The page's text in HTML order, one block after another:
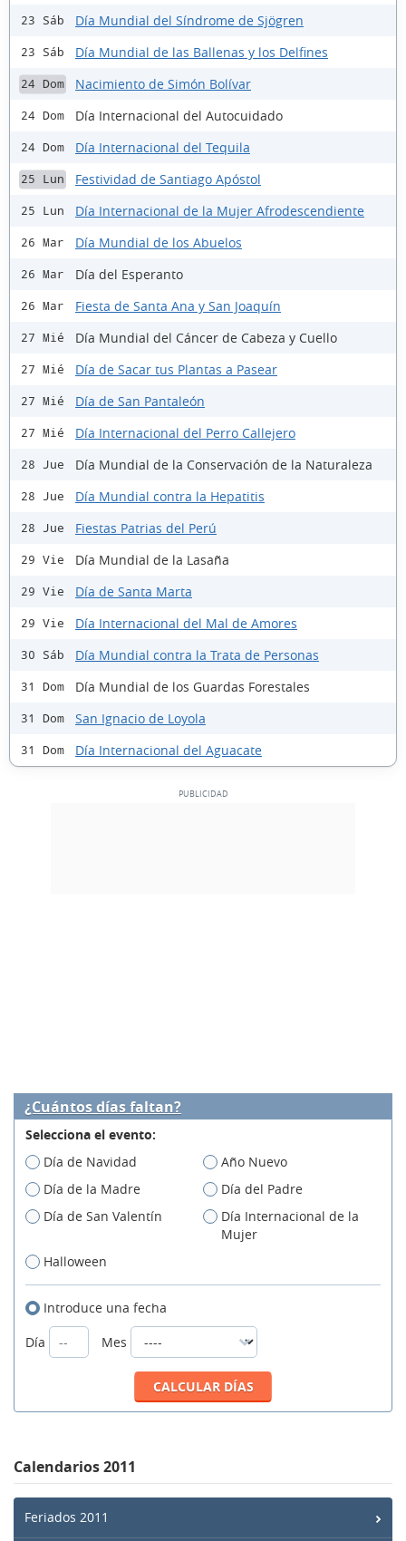
23 Sáb Día Mundial del Síndrome de Sjögren
23 Sáb Día Mundial de las Ballenas y los Delfines
24 Dom Nacimiento de Simón Bolívar
24 Dom Día Internacional del Autocuidado
24 Dom Día Internacional del Tequila
25 Lun Festividad de Santiago Apóstol
25 Lun Día Internacional de la Mujer Afrodescendiente
26 Mar Día Mundial de los Abuelos
26 Mar Día del Esperanto
26 Mar Fiesta de Santa Ana y San Joaquín
27 Mié Día Mundial del Cáncer de Cabeza y Cuello
27 Mié Día de Sacar tus Plantas a Pasear
27 Mié Día de San Pantaleón
27 Mié Día Internacional del Perro Callejero
28 Jue Día Mundial de la Conservación de la Naturaleza
28 Jue Día Mundial contra la Hepatitis
28 Jue Fiestas Patrias del Perú
29 Vie Día Mundial de la Lasaña
29 Vie Día de Santa Marta
29 Vie Día Internacional del Mal de Amores
30 Sáb Día Mundial contra la Trata de Personas
31 Dom Día Mundial de los Guardas Forestales
31 Dom San Ignacio de Loyola
31 Dom Día Internacional del Aguacate
¿Cuántos días faltan?
Selecciona el evento:
Día de Navidad
Año Nuevo
Día de la Madre
Día del Padre
Día de San Valentín
Día Internacional de la
Mujer
Halloween
Introduce una fecha
Día
Mes
Calendarios 2011
Feriados 2011